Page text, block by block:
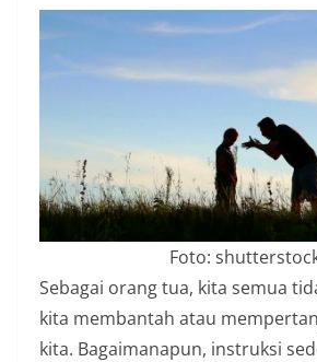
a
p
o
a
Foto:
Sebagai orang tua, kita semua
kita membantah atau
kita. Bagaimanapun, instruksi